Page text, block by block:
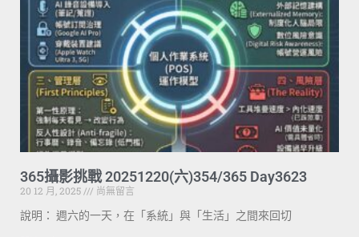
365攝影挑戰 20251220(六)354/365 Day3623
20 12 月, 2025
尚無留言
說明： 週六的一天，在「系統」與「生活」之間來回切